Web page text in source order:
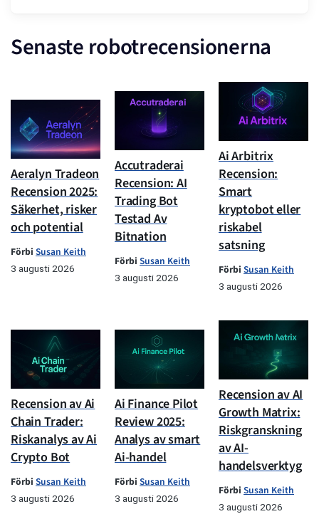
Senaste robotrecensionerna
Aeralyn Tradeon
Recension 2025:
Säkerhet, risker
och potential
Förbi Susan Keith
3 augusti 2026
Accutraderai
Recension: AI
Trading Bot
Testad Av
Bitnation
Förbi Susan Keith
3 augusti 2026
Ai Arbitrix
Recension:
Smart
kryptobot eller
riskabel
satsning
Förbi Susan Keith
3 augusti 2026
Recension av Ai
Chain Trader:
Riskanalys av Ai
Crypto Bot
Förbi Susan Keith
3 augusti 2026
Ai Finance Pilot
Review 2025:
Analys av smart
Ai-handel
Förbi Susan Keith
3 augusti 2026
Recension av AI
Growth Matrix:
Riskgranskning
av AI-
handelsverktyg
Förbi Susan Keith
3 augusti 2026